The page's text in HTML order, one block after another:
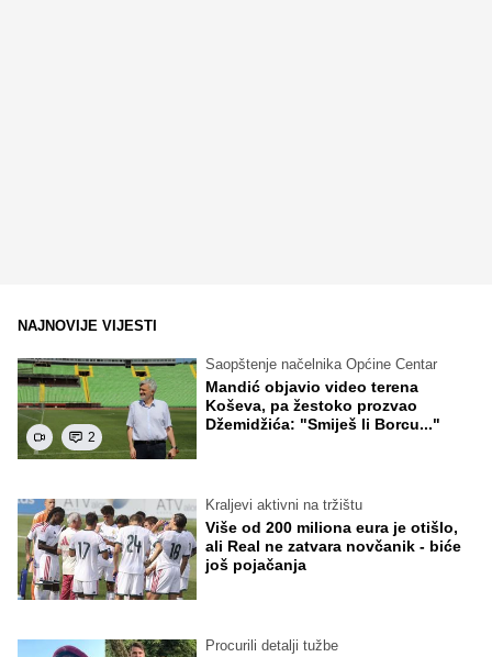
NAJNOVIJE VIJESTI
2
Saopštenje načelnika Općine Centar
Mandić objavio video terena
Koševa, pa žestoko prozvao
Džemidžića: "Smiješ li Borcu..."
Kraljevi aktivni na tržištu
Više od 200 miliona eura je otišlo,
ali Real ne zatvara novčanik - biće
još pojačanja
Procurili detalji tužbe